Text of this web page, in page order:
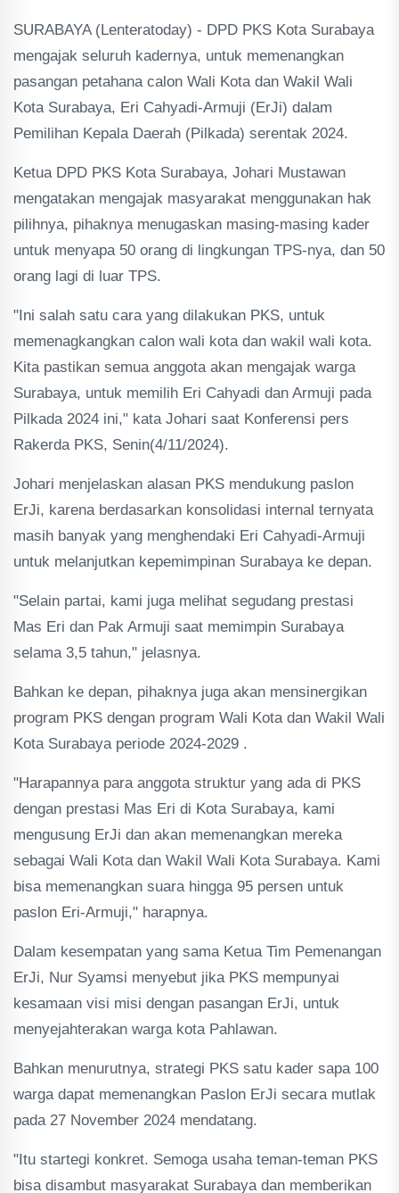
SURABAYA (Lenteratoday) - DPD PKS Kota Surabaya
mengajak seluruh kadernya, untuk memenangkan
pasangan petahana calon Wali Kota dan Wakil Wali
Kota Surabaya, Eri Cahyadi-Armuji (ErJi) dalam
Pemilihan Kepala Daerah (Pilkada) serentak 2024.
Ketua DPD PKS Kota Surabaya, Johari Mustawan
mengatakan mengajak masyarakat menggunakan hak
pilihnya, pihaknya menugaskan masing-masing kader
untuk menyapa 50 orang di lingkungan TPS-nya, dan 50
orang lagi di luar TPS.
"Ini salah satu cara yang dilakukan PKS, untuk
memenagkangkan calon wali kota dan wakil wali kota.
Kita pastikan semua anggota akan mengajak warga
Surabaya, untuk memilih Eri Cahyadi dan Armuji pada
Pilkada 2024 ini," kata Johari saat Konferensi pers
Rakerda PKS, Senin(4/11/2024).
Johari menjelaskan alasan PKS mendukung paslon
ErJi, karena berdasarkan konsolidasi internal ternyata
masih banyak yang menghendaki Eri Cahyadi-Armuji
untuk melanjutkan kepemimpinan Surabaya ke depan.
"Selain partai, kami juga melihat segudang prestasi
Mas Eri dan Pak Armuji saat memimpin Surabaya
selama 3,5 tahun," jelasnya.
Bahkan ke depan, pihaknya juga akan mensinergikan
program PKS dengan program Wali Kota dan Wakil Wali
Kota Surabaya periode 2024-2029 .
"Harapannya para anggota struktur yang ada di PKS
dengan prestasi Mas Eri di Kota Surabaya, kami
mengusung ErJi dan akan memenangkan mereka
sebagai Wali Kota dan Wakil Wali Kota Surabaya. Kami
bisa memenangkan suara hingga 95 persen untuk
paslon Eri-Armuji," harapnya.
Dalam kesempatan yang sama Ketua Tim Pemenangan
ErJi, Nur Syamsi menyebut jika PKS mempunyai
kesamaan visi misi dengan pasangan ErJi, untuk
menyejahterakan warga kota Pahlawan.
Bahkan menurutnya, strategi PKS satu kader sapa 100
warga dapat memenangkan Paslon ErJi secara mutlak
pada 27 November 2024 mendatang.
"Itu startegi konkret. Semoga usaha teman-teman PKS
bisa disambut masyarakat Surabaya dan memberikan